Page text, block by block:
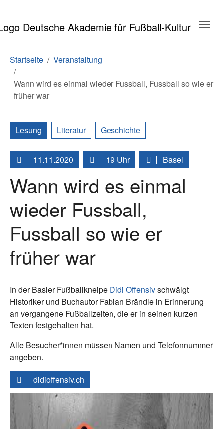
Sie sind hier:
Startseite Veranstaltung
Wann wird es einmal wieder Fussball, Fussball so wie er
früher war
Lesung Literatur Geschichte
11.11.2020 19 Uhr Basel
Wann wird es einmal
wieder Fussball,
Fussball so wie er
früher war
In der Basler Fußballkneipe Didi Offensivschwälgt
Historiker und Buchautor Fabian Brändle in Erinnerung
an vergangene Fußballzeiten, die er in seinen kurzen
Texten festgehalten hat.
Alle Besucher*innen müssen Namen und Telefonnummer
angeben.
didioffensiv.ch